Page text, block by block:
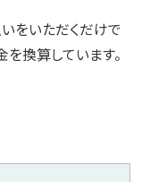
をいただくだけで
換算しています。